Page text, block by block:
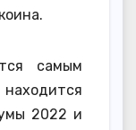
самым
2022 и